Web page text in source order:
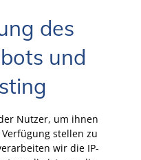
des
und
Nutzer, um ihnen
stellen zu
wir die IP-